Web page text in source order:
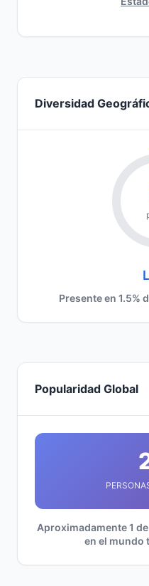
Diversidad
Presente en 1.5%
Popularidad Global
Aproximadamente 1
en el mundo